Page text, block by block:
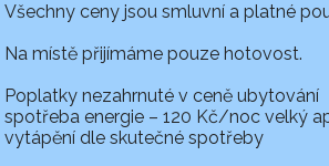
Všechny ceny jsou smluvní a platné
Na místě přijímáme pouze hotovost.
Poplatky nezahrnuté v ceně ubytování
spotřeba energie – 120 Kč/noc velký
vytápění dle skutečné spotřeby